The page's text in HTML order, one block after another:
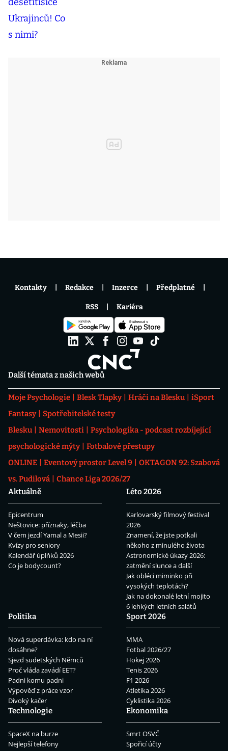
Další témata z našich webů
Moje Psychologie Blesk Tlapky Hráči na Blesku
iSport
Fantasy
Spotřebitelské testy
Blesku
Nemovitosti
Psychologika - podcast rozbíjející
psychologické mýty
Fotbalové přestupy
ONLINE
Eventový prostor Level 9
OKTAGON 92: Szabová
vs. Pudilová
Chance Liga 2026/27
Aktuálně
Epicentrum
Neštovice: příznaky, léčba
V čem jezdí Yamal a Mesii?
Kvízy pro seniory
Kalendář úplňků 2026
Co je bodycount?
Léto 2026
Karlovarský filmový festival
2026
Znamení, že jste potkali
někoho z minulého života
Astronomické úkazy 2026:
zatmění slunce a další
Jak obléci miminko při
vysokých teplotách?
Jak na dokonalé letní mojito
6 lehkých letních salátů
Politika
Nová superdávka: kdo na ní
dosáhne?
Sjezd sudetských Němců
Proč vláda zavádí EET?
Padni komu padni
Výpověď z práce vzor
Divoký kačer
Sport 2026
MMA
Fotbal 2026/27
Hokej 2026
Tenis 2026
F1 2026
Atletika 2026
Cyklistika 2026
Technologie
SpaceX na burze
Nejlepší telefony
Ekonomika
Smrt OSVČ
Spořicí účty
Kontakty Redakce Inzerce Předplatné
RSS Kariéra